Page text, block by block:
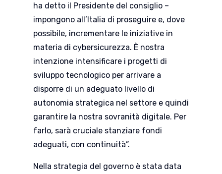
ha detto il Presidente del consiglio –
impongono all’Italia di proseguire e, dove
possibile, incrementare le iniziative in
materia di cybersicurezza. È nostra
intenzione intensificare i progetti di
sviluppo tecnologico per arrivare a
disporre di un adeguato livello di
autonomia strategica nel settore e quindi
garantire la nostra sovranità digitale. Per
farlo, sarà cruciale stanziare fondi
adeguati, con continuità”.
Nella strategia del governo è stata data